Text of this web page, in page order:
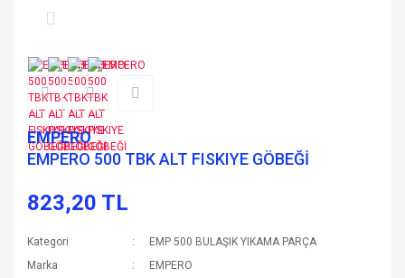
EMPERO
EMPERO 500 TBK ALT FISKIYE GÖBEĞİ
823,20 TL
Kategori
EMP 500 BULAŞIK YIKAMA PARÇA
Marka
EMPERO